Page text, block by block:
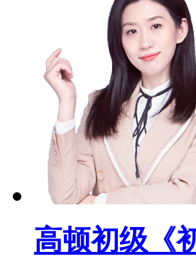
高顿初级《